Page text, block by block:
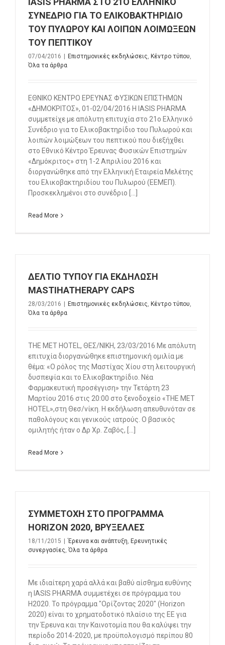
ΣΥΝΕΔΡΙΟ ΓΙΑ ΤΟ ΕΛΙΚΟΒΑΚΤΗΡΙΔΙΟ
ΤΟΥ ΠΥΛΩΡΟΥ ΚΑΙ ΛΟΙΠΩΝ ΛΟΙΜΩΞΕΩΝ
ΤΟΥ ΠΕΠΤΙΚΟΥ
07/04/2016 Επιστημονικές εκδηλώσεις, Κέντρο τύπου,
Όλα τα άρθρα
ΕΘΝΙΚΟ ΚΕΝΤΡΟ ΕΡΕΥΝΑΣ ΦΥΣΙΚΩΝ ΕΠΙΣΤΗΜΩΝ
«ΔΗΜΟΚΡΙΤΟΣ», 01-02/04/2016 Η ΙΑSIS PHARMA
συμμετείχε με απόλυτη επιτυχία στο 21ο Ελληνικό
Συνέδριο για το Ελικοβακτηρίδιο του Πυλωρού και
λοιπών λοιμώξεων του πεπτικού που διεξήχθει
στο Εθνικό Κέντρο Έρευνας Φυσικών Επιστημών
«Δημόκριτος» στη 1-2 Απριλίου 2016 και
διοργανώθηκε από την Ελληνική Εταιρεία Μελέτης
του Ελικοβακτηριδίου του Πυλωρού (ΕΕΜΕΠ).
Προσκεκλημένοι στο συνέδριο [...]
Read More
ΔΕΛΤΙΟ ΤΥΠΟΥ ΓΙΑ ΕΚΔΗΛΩΣΗ
MASTIHATHERAPY CAPS
28/03/2016 Επιστημονικές εκδηλώσεις, Κέντρο τύπου,
Όλα τα άρθρα
THE MET HOTEL, ΘΕΣ/ΝΙΚΗ, 23/03/2016 Με απόλυτη
επιτυχία διοργανώθηκε επιστημονική ομιλία με
θέμα: «Ο ρόλος της Μαστίχας Χίου στη λειτουργική
δυσπεψία και το Ελικοβακτηρίδιο. Νέα
Φαρμακευτική προσέγγιση» την Τετάρτη 23
Mαρτίου 2016 στις 20:00 στο ξενοδοχείο «ΤΗΕ ΜΕΤ
ΗΟΤΕL»,στη Θεσ/νίκη. Η εκδήλωση απευθυνόταν σε
παθολόγους και γενικούς ιατρούς. O βασικός
ομιλητής ήταν ο Δρ Χρ. Ζαβός, [...]
Read More
ΣΥΜΜΕΤΟΧΗ ΣΤΟ ΠΡΟΓΡΑΜΜΑ
HORIZON 2020, ΒΡΥΞΕΛΛΕΣ
18/11/2015 Έρευνα και ανάπτυξη, Ερευνητικές
συνεργασίες, Όλα τα άρθρα
Mε ιδιαίτερη χαρά αλλά και βαθύ αίσθημα ευθύνης
η IASIS PHARMA συμμετέχει σε πρόγραμμα του
H2020. Το πρόγραμμα "Ορίζοντας 2020" (Horizon
2020) είναι το χρηματοδοτικό πλαίσιο της ΕΕ για
την Έρευνα και την Καινοτομία που θα καλύψει την
περίοδο 2014-2020, με προϋπολογισμό περίπου 80